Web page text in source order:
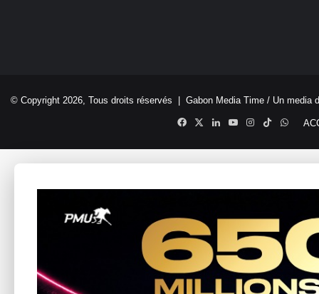
© Copyright 2026, Tous droits réservés | Gabon Media Time / Un media
Facebook
X LinkedinYouTubeInstagram
TikTok